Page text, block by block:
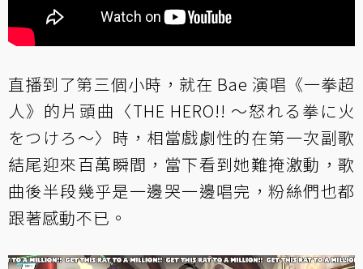
直播到了第三個小時，就在 Bae 演唱《一拳超
人》的片頭曲〈THE HERO!! ～怒れる拳に火
をつけろ～〉時，相當戲劇性的在第一次副歌
結尾迎來百萬瞬間，當下看到她難掩激動，歌
曲後半段幾乎是一邊哭一邊唱完，粉絲們也都
跟著感動不已。